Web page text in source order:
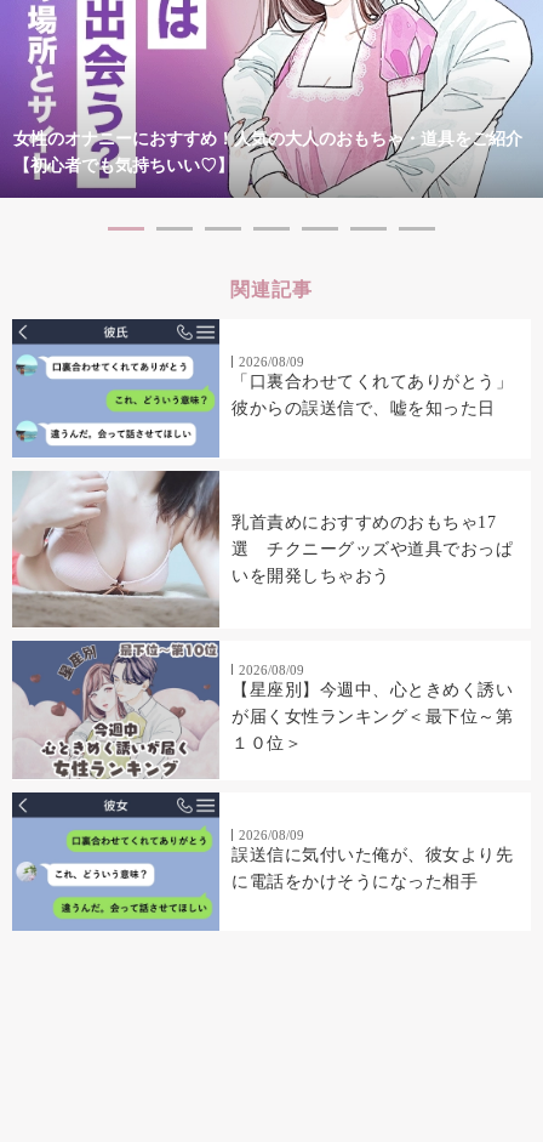
女性のオナニーにおすすめ！人気の大人のおもちゃ・道具をご紹介
【初心者でも気持ちいい♡】
関連記事
2026/08/09
「口裏合わせてくれてありがとう」
彼からの誤送信で、嘘を知った日
乳首責めにおすすめのおもちゃ17
選 チクニーグッズや道具でおっぱ
いを開発しちゃおう
2026/08/09
【星座別】今週中、心ときめく誘い
が届く女性ランキング＜最下位～第
１０位＞
2026/08/09
誤送信に気付いた俺が、彼女より先
に電話をかけそうになった相手